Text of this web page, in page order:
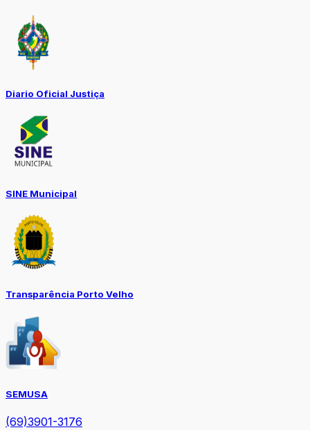
Diario Oficial Justiça
SINE Municipal
Transparência Porto Velho
SEMUSA
(69)3901-3176